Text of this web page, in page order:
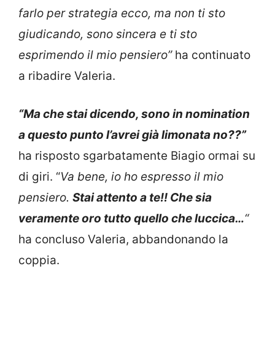
farlo per strategia ecco, ma non ti sto
giudicando, sono sincera e ti sto
esprimendo il mio pensiero”ha continuato
a ribadire Valeria.
“Ma che stai dicendo, sono in nomination
a questo punto l’avrei già limonata no??”
ha risposto sgarbatamente Biagio ormai su
di giri. “Va bene, io ho espresso il mio
pensiero. Stai attento a te!! Che sia
veramente oro tutto quello che luccica…“
ha concluso Valeria, abbandonando la
coppia.